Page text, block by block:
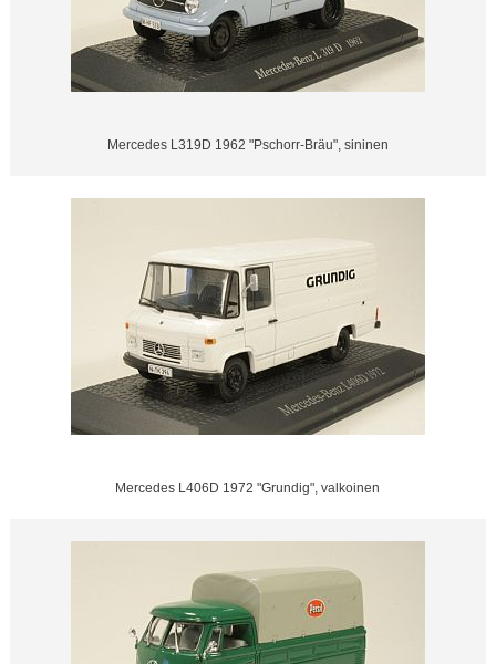
Mercedes L319D 1962 "Pschorr-Bräu", sininen
Mercedes L406D 1972 "Grundig", valkoinen